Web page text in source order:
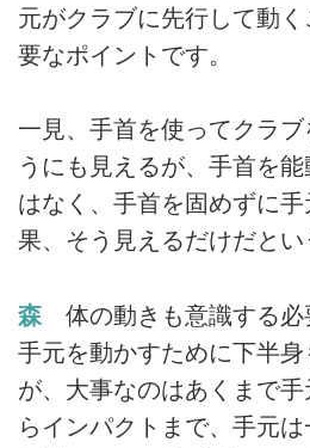
元がクラブに先行して動
要なポイントです。
一見、手首を使ってクラ
うにも見えるが、手首を
はなく、手首を固めずに
果、そう見えるだけだとい
森 体の動きも意識する必
手元を動かすために下半
が、大事なのはあくまで
らインパクトまで、手元